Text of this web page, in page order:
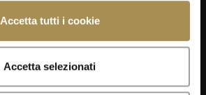
Accetta tutti i cookie
Accetta selezionati